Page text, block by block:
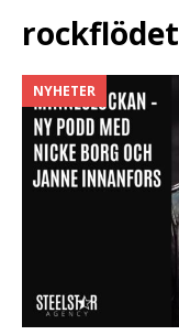
rockflödet
NYHETER